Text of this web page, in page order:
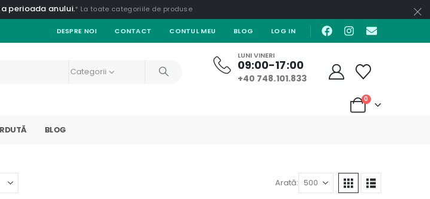
perioada anului.* La toate categoriile de produse
DESPRE NOI CONTACT CONTUL MEU BLOG LOG IN
Categorii
LUNI VINERI
09:00-17:00
+40 748.101.833
0
BLOG
Arată: